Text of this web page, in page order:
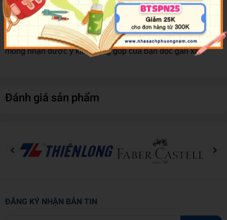
Quá trình thu thập, chỉnh lý tài liệu đã được chúng tôi tiến
hành hết sức cẩn thận và khoa học. Tuy nhiên, toàn bộ quá
trình từ sưu tầm đến ra sách hẳn có ít nhiều sơ suất. Rất
mong nhận được ý kiến đóng góp của bạn đọc gần xa.
Đánh giá sản phẩm
ĐĂNG KÝ NHẬN BẢN TIN